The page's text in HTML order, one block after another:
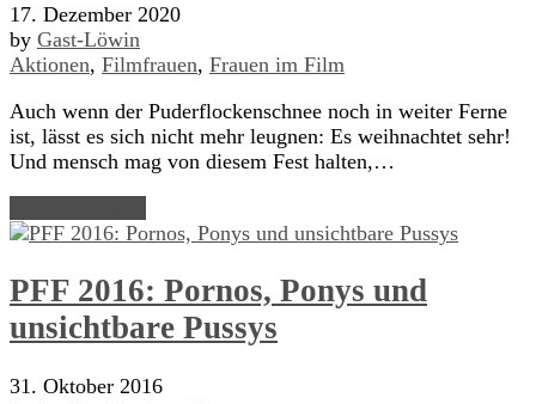
17. Dezember 2020
by Gast-Löwin
Aktionen, Filmfrauen, Frauen im Film
Auch wenn der Puderflockenschnee noch in weiter Ferne
ist, lässt es sich nicht mehr leugnen: Es weihnachtet sehr!
Und mensch mag von diesem Fest halten,…
PFF 2016: Pornos, Ponys und
unsichtbare Pussys
31. Oktober 2016